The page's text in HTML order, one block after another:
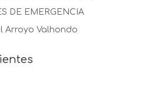
DE EMERGENCIA
Arroyo Valhondo